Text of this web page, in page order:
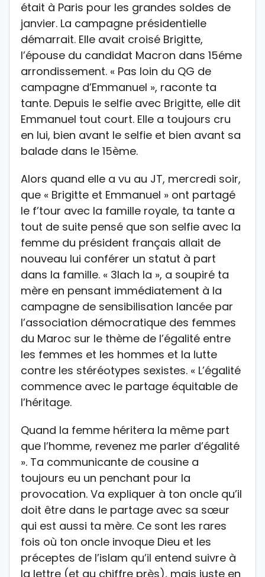
était à Paris pour les grandes soldes de
janvier. La campagne présidentielle
démarrait. Elle avait croisé Brigitte,
l’épouse du candidat Macron dans 15éme
arrondissement. « Pas loin du QG de
campagne d’Emmanuel », raconte ta
tante. Depuis le selfie avec Brigitte, elle dit
Emmanuel tout court. Elle a toujours cru
en lui, bien avant le selfie et bien avant sa
balade dans le 15ème.
Alors quand elle a vu au JT, mercredi soir,
que « Brigitte et Emmanuel » ont partagé
le f’tour avec la famille royale, ta tante a
tout de suite pensé que son selfie avec la
femme du président français allait de
nouveau lui conférer un statut à part
dans la famille. « 3lach la », a soupiré ta
mère en pensant immédiatement à la
campagne de sensibilisation lancée par
l’association démocratique des femmes
du Maroc sur le thème de l’égalité entre
les femmes et les hommes et la lutte
contre les stéréotypes sexistes. « L’égalité
commence avec le partage équitable de
l’héritage.
Quand la femme héritera la même part
que l’homme, revenez me parler d’égalité
». Ta communicante de cousine a
toujours eu un penchant pour la
provocation. Va expliquer à ton oncle qu’il
doit être dans le partage avec sa sœur
qui est aussi ta mère. Ce sont les rares
fois où ton oncle invoque Dieu et les
préceptes de l’islam qu’il entend suivre à
la lettre (et au chiffre près), mais juste en